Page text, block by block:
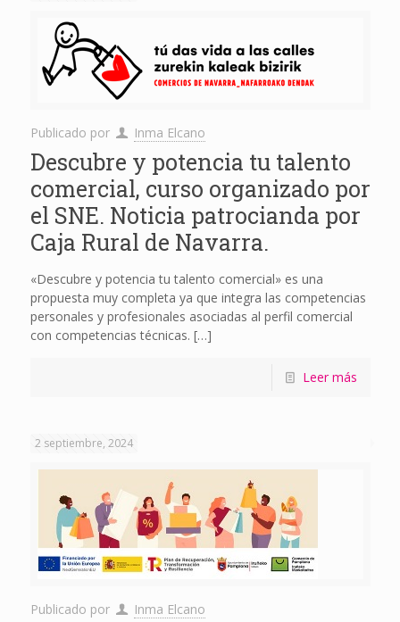
Publicado por Inma Elcano
Descubre y potencia tu talento
comercial, curso organizado por
el SNE. Noticia patrocianda por
Caja Rural de Navarra.
«Descubre y potencia tu talento comercial» es una
propuesta muy completa ya que integra las competencias
personales y profesionales asociadas al perfil comercial
con competencias técnicas. […]
Leer más
2 septiembre, 2024
Publicado por Inma Elcano